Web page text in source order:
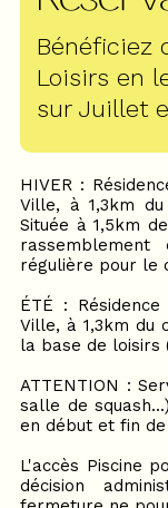
Bénéficiez
Loisirs en
sur Juillet
HIVER :
Ville, à 1,3km
Située à 1,5km
régulière pour le
ÉTÉ :
Ville, à 1,3km du
la base de loisirs
ATTENTION :
salle de
en début et fin de
L'accès Piscine
décision